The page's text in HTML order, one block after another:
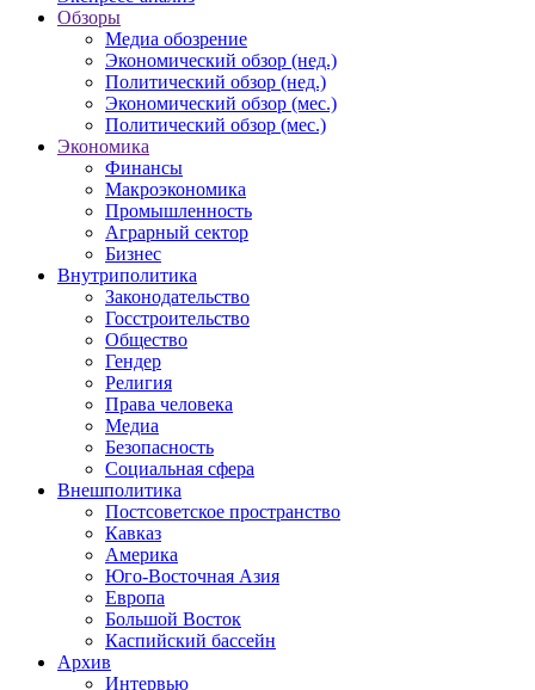
Обзоры
Медиа обозрение
Экономический обзор (нед.)
Политический обзор (нед.)
Экономический обзор (мес.)
Политический обзор (мес.)
Экономика
Финансы
Макроэкономика
Промышленность
Аграрный сектор
Бизнес
Внутриполитика
Законодательство
Госстроительство
Общество
Гендер
Религия
Права человека
Медиа
Безопасность
Социальная сфера
Внешполитика
Постсоветское пространство
Кавказ
Америка
Юго-Восточная Азия
Европа
Большой Восток
Каспийский бассейн
Архив
Интервью